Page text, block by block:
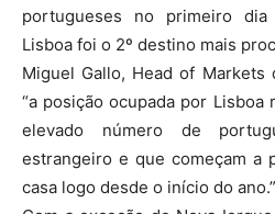
portugueses no primeiro dia
Lisboa foi o 2º destino mais
Miguel Gallo, Head of Markets
“a posição ocupada por
elevado número de
estrangeiro e que começam a
casa logo desde o início do ano.”